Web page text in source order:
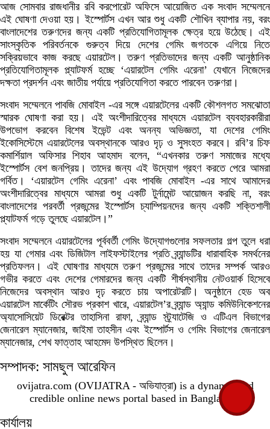
আজ সোমবার রাজধানীর রবি করপোরেট অফিসে আয়োজিত এক সংবাদ সম্মেলনে
এই ঘোষণা দেওয়া হয়। ইস্পোর্টস এখন আর শুধু একটি শৌখিন ব্যাপার নয়, বরং
বাংলাদেশের তরুণদের জন্য একটি প্রতিযোগিতামূলক ক্ষেত্র হয়ে উঠেছে। এই
সাংস্কৃতিক পরিবর্তনকে গুরুত্ব দিয়ে দেশের গেমিং জগতকে এগিয়ে নিতে
সক্রিয়ভাবে কাজ করছে এয়ারটেল। তরুণ প্রতিভাদের জন্য একটি আনুষ্ঠানিক
প্রতিযোগিতামূলক প্ল্যাটফর্ম হচ্ছে ‘এয়ারটেল গেমিং এরেনা’ যেখানে নিজেদের
দক্ষতা প্রদর্শন এবং জাতীয় পর্যায়ে প্রতিযোগিতা করতে পারবেন তরুণরা।
সংবাদ সম্মেলনে পাবজি মোবাইল -এর সঙ্গে এয়ারটেলের একটি কৌশলগত সমঝোতা
স্মারক ঘোষণা করা হয়। এই অংশীদারিত্বের মাধ্যমে এয়ারটেল ব্যবহারকারীরা
উপভোগ করবেন বিশেষ ইভেন্ট এবং অনন্য অভিজ্ঞতা, যা দেশের গেমিং
ইকোসিস্টেমে এয়ারটেলের অবস্থানকে আরও দৃঢ় ও সুসংহত করবে। রবি’র চিফ
কমার্শিয়াল অফিসার শিহাব আহমাদ বলেন, “এখনকার তরুণ সমাজের মধ্যে
ইস্পোর্টস বেশ জনপ্রিয়। তাদের জন্য এই উদ্যোগ গ্রহণ করতে পেরে আমরা
গর্বিত। ‘এয়ারটেল গেমিং এরেনা’ এবং পাবজি মোবাইল -এর সাথে আমাদের
অংশীদারিত্বের মাধ্যমে আমরা শুধু একটি টুর্নামেন্ট আয়োজন করছি না, বরং
বাংলাদেশের পরবর্তী প্রজন্মের ইস্পোর্টস চ্যাম্পিয়নদের জন্য একটি শক্তিশালী
প্ল্যাটফর্ম গড়ে তুলছে এয়ারটেল।”
সংবাদ সম্মেলনে এয়ারটেলের পূর্ববর্তী গেমিং উদ্যোগগুলোর সফলতার গল্প তুলে ধরা
হয় যা গেমার এবং ডিজিটাল লাইফস্টাইলের প্রতি ব্র্যান্ডটির ধারাবাহিক সমর্থনের
প্রতিফলন। এই ঘোষণার মাধ্যমে তরুণ প্রজন্মের সাথে তাদের সম্পর্ক আরও
গভীর করতে এবং দেশের গেমারদের জন্য একটি শীর্ষস্থানীয় নেটওয়ার্ক হিসেবে
নিজেদের অবস্থান আরও দৃঢ় করতে চায় অপারেটরটি। অনুষ্ঠানে হেড অব
এয়ারটেল মার্কেটিং সৌরভ প্রকাশ খারে, এয়ারটেল’র ব্র্যান্ড অ্যান্ড কমিউনিকেশনের
অ্যাসোসিয়েট ডিরেক্টর তাহাসিনা রাফা, ব্র্যান্ড স্ট্র্যাটেজি ও এটিএল বিভাগের
জেনারেল ম্যানেজার, জাইমা তাহসীন এবং ইস্পোর্টস ও গেমিং বিভাগের জেনারেল
ম্যানেজার, শেখ ফাত্তাহ আহমেদ উপস্থিত ছিলেন।
সম্পাদক: সামছুল আরেফিন
ovijatra.com (OVIJATRA - অভিযাত্রা) is a dynamic and
credible online news portal based in Bangladesh
কার্যালয়